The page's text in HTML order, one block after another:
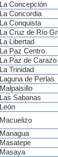
La Concepción
La Concordia
La Conquista
La Cruz de Río
La Libertad
La Paz Centro
La Paz de Carazo
La Trinidad
Laguna de Perlas
Malpaisillo
Las Sabanas
León
Macuelizo
Managua
Masatepe
Masaya